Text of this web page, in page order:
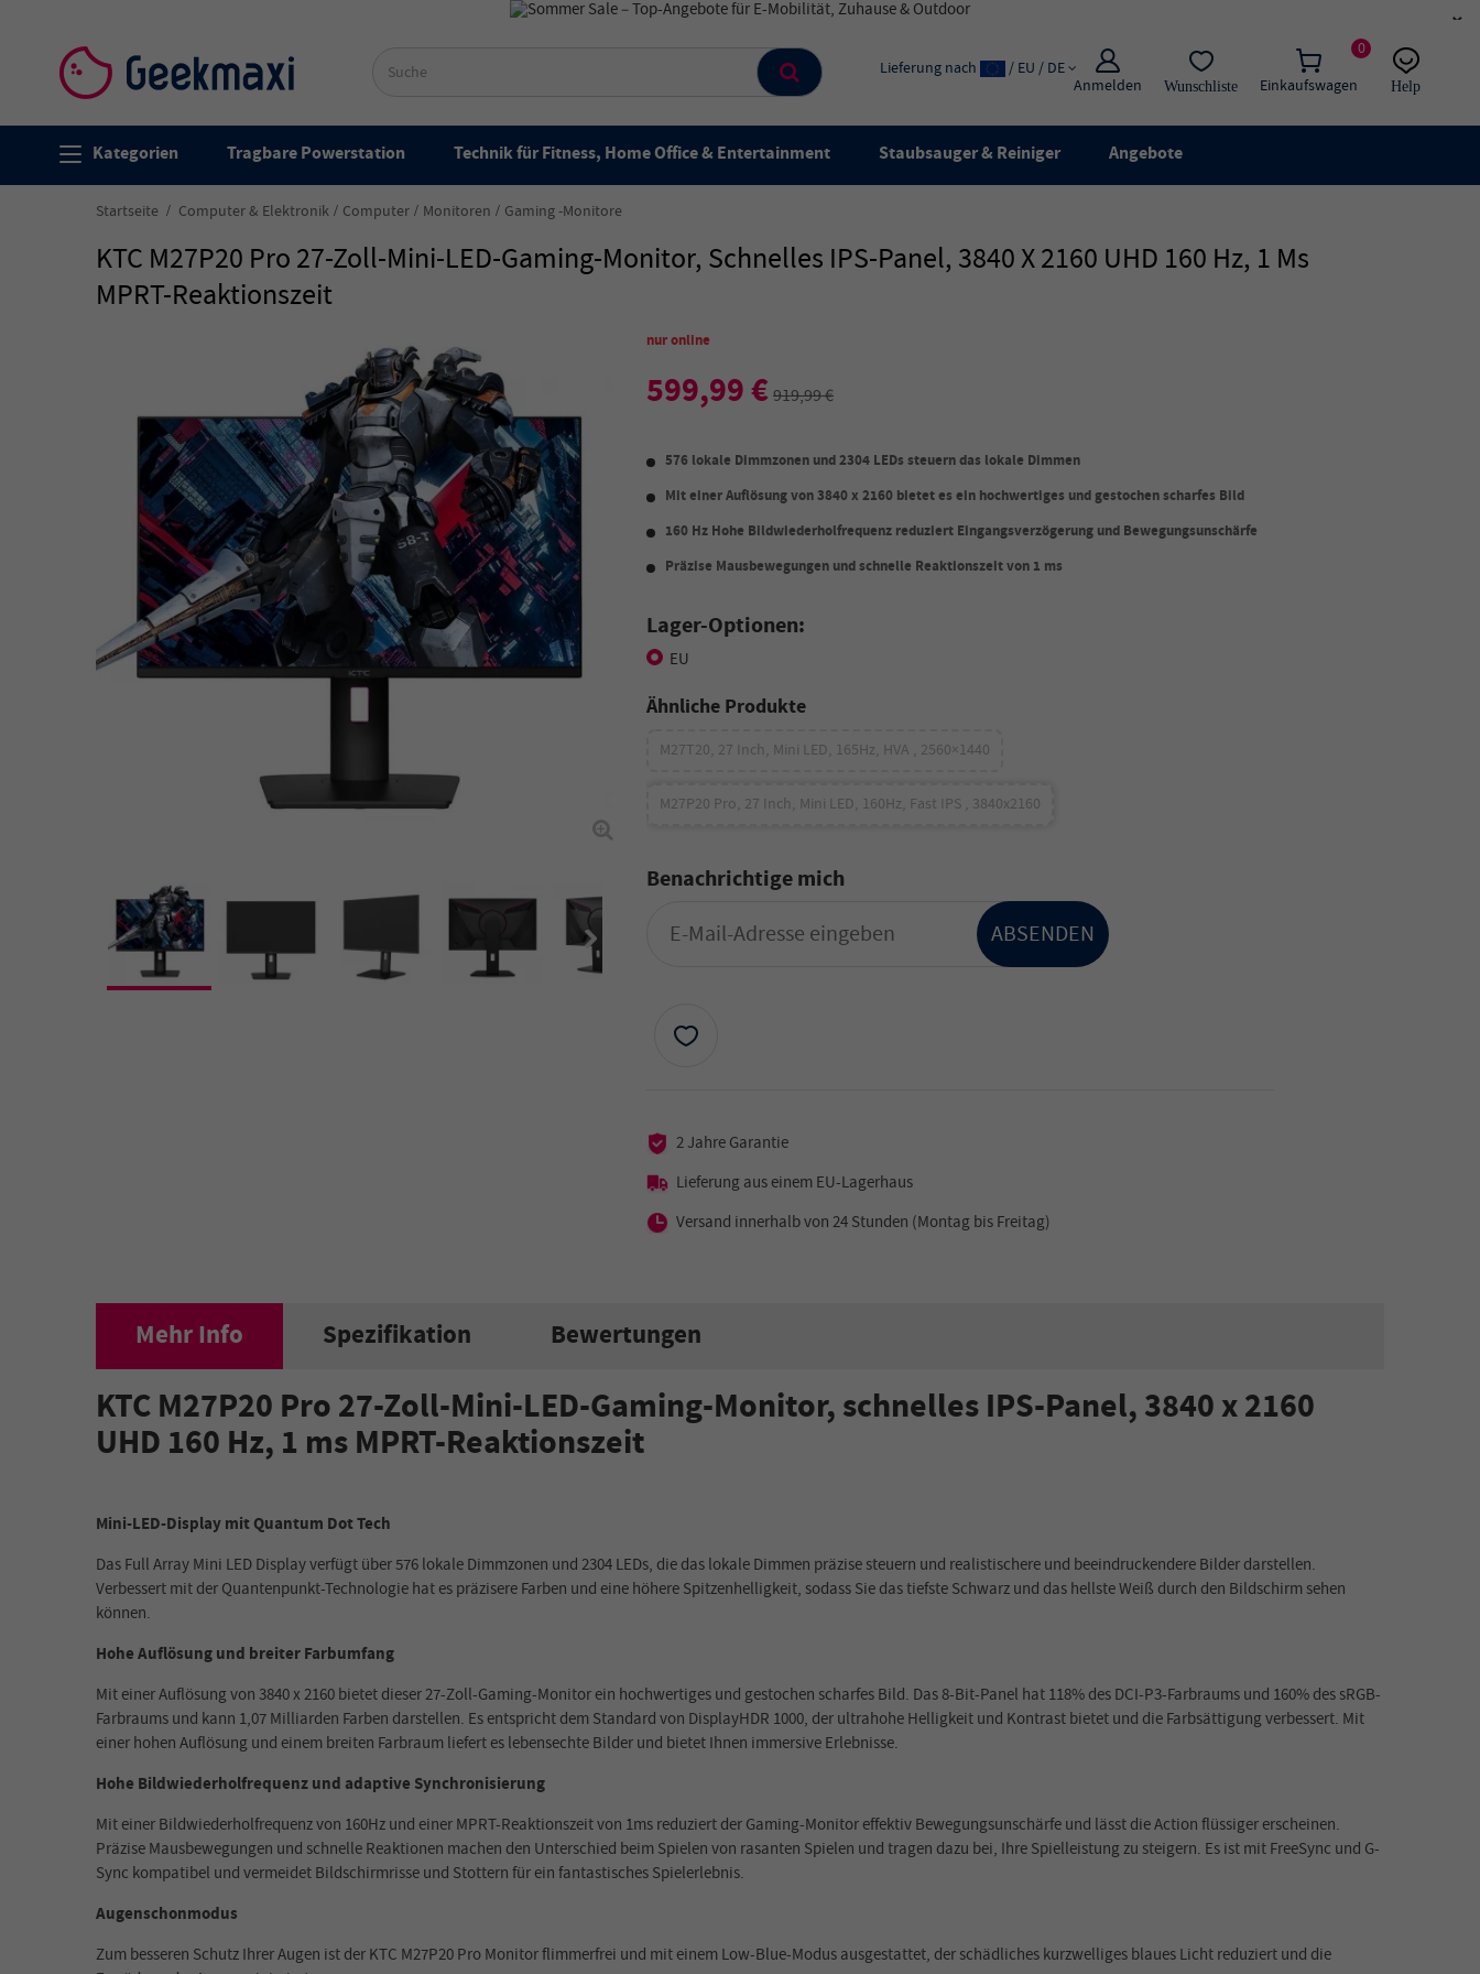
×
0
Einkaufswagen
Anmelden Wunschliste
Lieferung nach / EU / DE
Help
Kategorien Tragbare Powerstation Technik für Fitness, Home Office & Entertainment Staubsauger & Reiniger Angebote
Startseite Computer & Elektronik Computer Monitoren Gaming -Monitore
KTC M27P20 Pro 27-Zoll-Mini-LED-Gaming-Monitor, Schnelles IPS-Panel, 3840 X 2160 UHD 160 Hz, 1 Ms
MPRT-Reaktionszeit
nur online
599,99 €919,99 €
576 lokale Dimmzonen und 2304 LEDs steuern das lokale Dimmen
Mit einer Auflösung von 3840 x 2160 bietet es ein hochwertiges und gestochen scharfes Bild
160 Hz Hohe Bildwiederholfrequenz reduziert Eingangsverzögerung und Bewegungsunschärfe
Präzise Mausbewegungen und schnelle Reaktionszeit von 1 ms
Lager-Optionen:
EU
Ähnliche Produkte
M27T20, 27 Inch, Mini LED, 165Hz, HVA , 2560×1440
M27P20 Pro, 27 Inch, Mini LED, 160Hz, Fast IPS , 3840x2160
Benachrichtige mich
ABSENDEN
2 Jahre Garantie
Lieferung aus einem EU-Lagerhaus
Versand innerhalb von 24 Stunden (Montag bis Freitag)
Mehr Info Spezifikation Bewertungen
KTC M27P20 Pro 27-Zoll-Mini-LED-Gaming-Monitor, schnelles IPS-Panel, 3840 x 2160
UHD 160 Hz, 1 ms MPRT-Reaktionszeit
Mini-LED-Display mit Quantum Dot Tech
Das Full Array Mini LED Display verfügt über 576 lokale Dimmzonen und 2304 LEDs, die das lokale Dimmen präzise steuern und realistischere und beeindruckendere Bilder darstellen.
Verbessert mit der Quantenpunkt-Technologie hat es präzisere Farben und eine höhere Spitzenhelligkeit, sodass Sie das tiefste Schwarz und das hellste Weiß durch den Bildschirm sehen
können.
Hohe Auflösung und breiter Farbumfang
Mit einer Auflösung von 3840 x 2160 bietet dieser 27-Zoll-Gaming-Monitor ein hochwertiges und gestochen scharfes Bild. Das 8-Bit-Panel hat 118% des DCI-P3-Farbraums und 160% des sRGB-
Farbraums und kann 1,07 Milliarden Farben darstellen. Es entspricht dem Standard von DisplayHDR 1000, der ultrahohe Helligkeit und Kontrast bietet und die Farbsättigung verbessert. Mit
einer hohen Auflösung und einem breiten Farbraum liefert es lebensechte Bilder und bietet Ihnen immersive Erlebnisse.
Hohe Bildwiederholfrequenz und adaptive Synchronisierung
Mit einer Bildwiederholfrequenz von 160Hz und einer MPRT-Reaktionszeit von 1ms reduziert der Gaming-Monitor effektiv Bewegungsunschärfe und lässt die Action flüssiger erscheinen.
Präzise Mausbewegungen und schnelle Reaktionen machen den Unterschied beim Spielen von rasanten Spielen und tragen dazu bei, Ihre Spielleistung zu steigern. Es ist mit FreeSync und G-
Sync kompatibel und vermeidet Bildschirmrisse und Stottern für ein fantastisches Spielerlebnis.
Augenschonmodus
Zum besseren Schutz Ihrer Augen ist der KTC M27P20 Pro Monitor flimmerfrei und mit einem Low-Blue-Modus ausgestattet, der schädliches kurzwelliges blaues Licht reduziert und die